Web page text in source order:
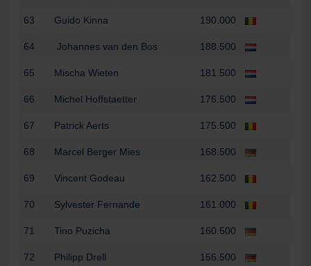
63 Guido Kinna 190.000
64 Johannes van den Bos 188.500
65 Mischa Wieten 181.500
66 Michel Hoffstaetter 176.500
67 Patrick Aerts 175.500
68 Marcel Berger Mies 168.500
69 Vincent Godeau 162.500
70 Sylvester Fernande 161.000
71 Tino Puzicha 160.500
72 Philipp Drell 156.500